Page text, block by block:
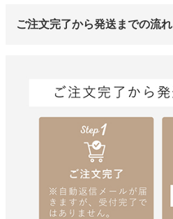
ご注文完了から発送までの流れ